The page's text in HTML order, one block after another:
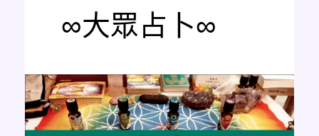
∞大眾占卜∞
Amethyst
大
眾
占
卜